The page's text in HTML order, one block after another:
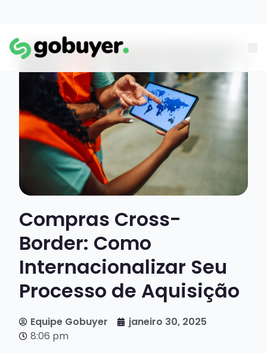
Compras Cross-
Border: Como
Internacionalizar Seu
Processo de Aquisição
Equipe Gobuyer
janeiro 30, 2025
8:06 pm